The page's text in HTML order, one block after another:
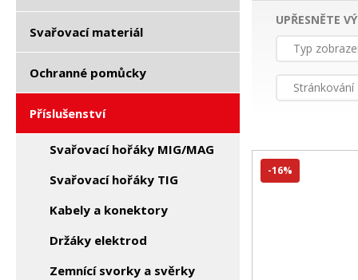
Svařovací materiál
Ochranné pomůcky
Příslušenství
Svařovací hořáky MIG/MAG
Svařovací hořáky TIG
Kabely a konektory
Držáky elektrod
Zemnící svorky a svěrky
UPŘESNĚTE
Typ
Stránkování
-16%